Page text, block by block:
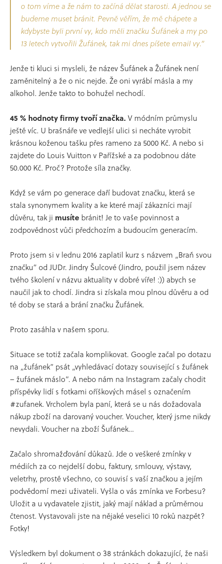
o tom víme a že nám to začíná dělat starosti. A jednou se
budeme muset bránit. Pevně věřím, že mě chápete a
kdybyste byli první vy, kdo měli značku Šufánek a my po
13 letech vytvořili Žufánek, tak mi dnes píšete email vy.”
Jenže ti kluci si mysleli, že název Šufánek a Žufánek není
zaměnitelný a že o nic nejde. Že oni vyrábí másla a my
alkohol. Jenže takto to bohužel nechodí.
45 % hodnoty firmy tvoří značka. V módním průmyslu
ještě víc. U brašnáře ve vedlejší ulici si necháte vyrobit
krásnou koženou tašku přes rameno za 5000 Kč. A nebo si
zajdete do Louis Vuitton v Pařížské a za podobnou dáte
50.000 Kč. Proč? Protože síla značky.
Když se vám po generace daří budovat značku, která se
stala synonymem kvality a ke které mají zákazníci mají
důvěru, tak ji musíte bránit! Je to vaše povinnost a
zodpovědnost vůči předchozím a budoucím generacím.
Proto jsem si v lednu 2016 zaplatil kurz s názvem „Braň svou
značku” od JUDr. Jindry Šulcové (Jindro, použil jsem název
tvého školení v názvu aktuality v dobré víře! :)) abych se
naučil jak to chodí. Jindra si získala mou plnou důvěru a od
té doby se stará a brání značku Žufánek.
Proto zasáhla v našem sporu.
Situace se totiž začala komplikovat. Google začal po dotazu
na „žufánek” psát „vyhledávací dotazy související s žufánek
– žufánek máslo”. A nebo nám na Instagram začaly chodit
příspěvky lidí s fotkami oříškových másel s označením
#zufanek. Vrcholem byla paní, která se u nás dožadovala
nákup zboží na darovaný voucher. Voucher, který jsme nikdy
nevydali. Voucher na zboží Šufánek…
Začalo shromažďování důkazů. Jde o veškeré zmínky v
médiích za co nejdelší dobu, faktury, smlouvy, výstavy,
veletrhy, prostě všechno, co souvisí s vaší značkou a jejím
podvědomí mezi uživateli. Vyšla o vás zmínka ve Forbesu?
Uložit a u vydavatele zjistit, jaký mají náklad a průměrnou
čtenost. Vystavovali jste na nějaké veselici 10 roků nazpět?
Fotky!
Výsledkem byl dokument o 38 stránkách dokazující, že naši